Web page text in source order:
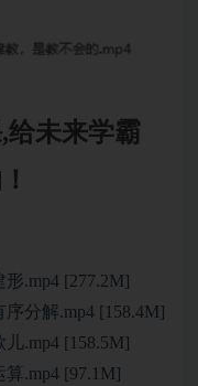
给未来学霸
.mp4 [277.2M]
分解.mp4 [158.4M]
.mp4 [158.5M]
.mp4 [97.1M]